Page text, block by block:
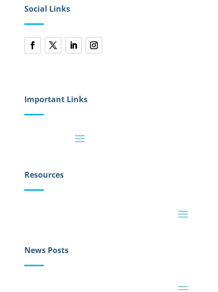
Social Links
Important Links
Resources
News Posts